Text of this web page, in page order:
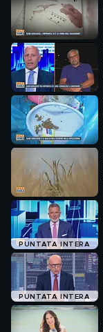
PUNTATA INTERA
PUNTATA INTERA